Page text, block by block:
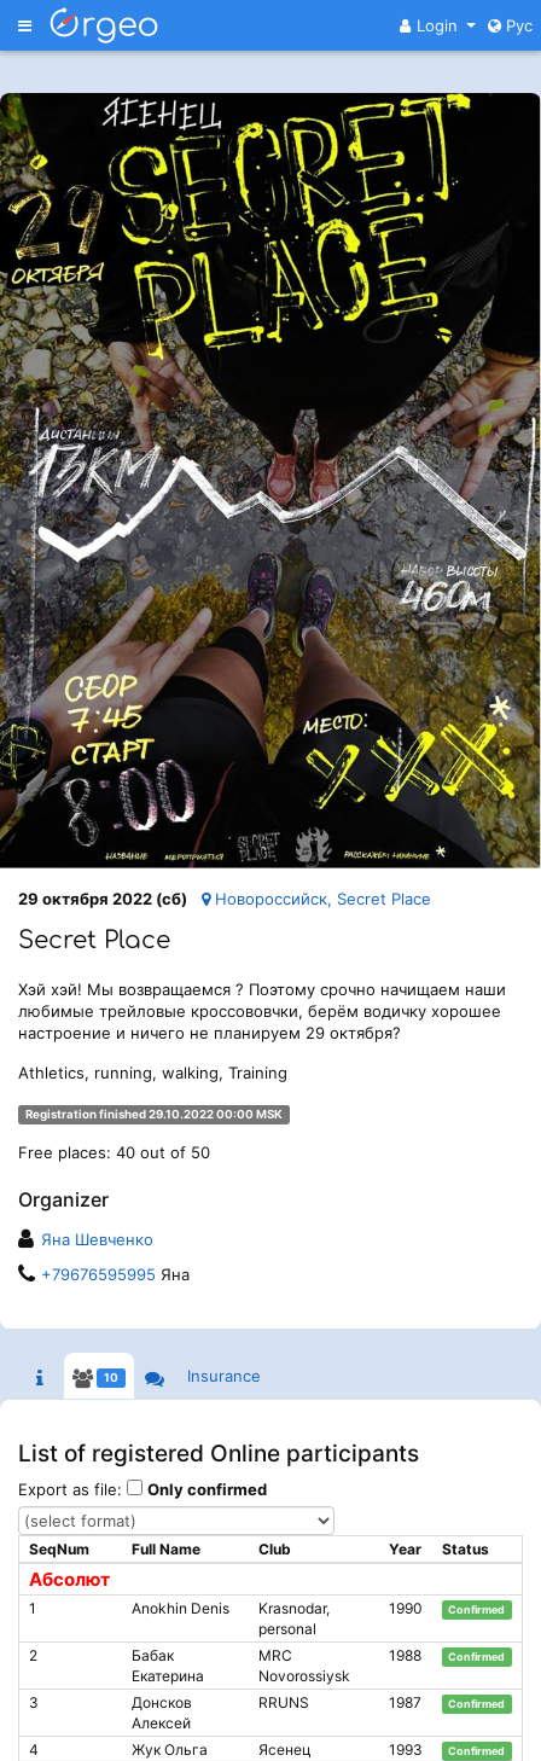
Меню Login Рус
29 октября 2022 (сб) Новороссийск, Secret Place
Secret Place
Хэй хэй! Мы возвращаемся ? Поэтому срочно начищаем наши
любимые трейловые кроссововчки, берём водичку хорошее
настроение и ничего не планируем 29 октября?
Athletics, running, walking, Training
Registration finished 29.10.2022 00:00 MSK
Free places: 40 out of 50
Organizer
Яна Шевченко
+79676595995 Яна
10 Insurance
List of registered Online participants
Export as file: Only confirmed
Абсолют
SeqNum Full Name Club Year Status
1 Anokhin Denis
Krasnodar,
personal
1990 Confirmed
2
Бабак
Екатерина
MRC
Novorossiysk
1988 Confirmed
3
Донсков
Алексей
RRUNS 1987 Confirmed
4 Жук Ольга Ясенец 1993 Confirmed